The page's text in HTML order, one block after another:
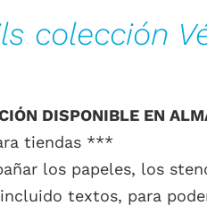
colección
DISPONIBLE EN
tiendas ***
los papeles, los
textos, para